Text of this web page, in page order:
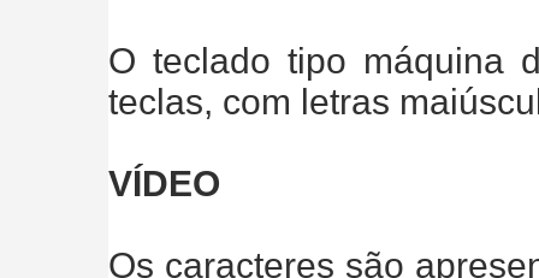
O teclado tipo máquina
teclas, com letras
VÍDEO
Os caracteres são